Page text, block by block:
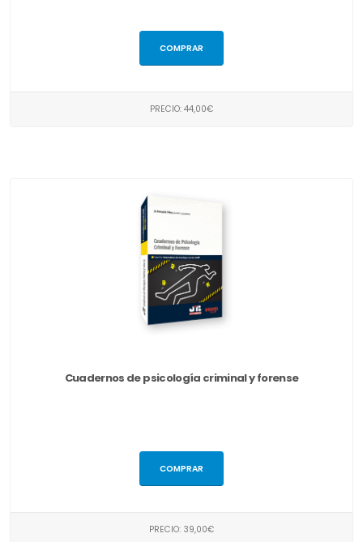
COMPRAR
PRECIO: 44,00€
Cuadernos de psicología criminal y forense
COMPRAR
PRECIO: 39,00€